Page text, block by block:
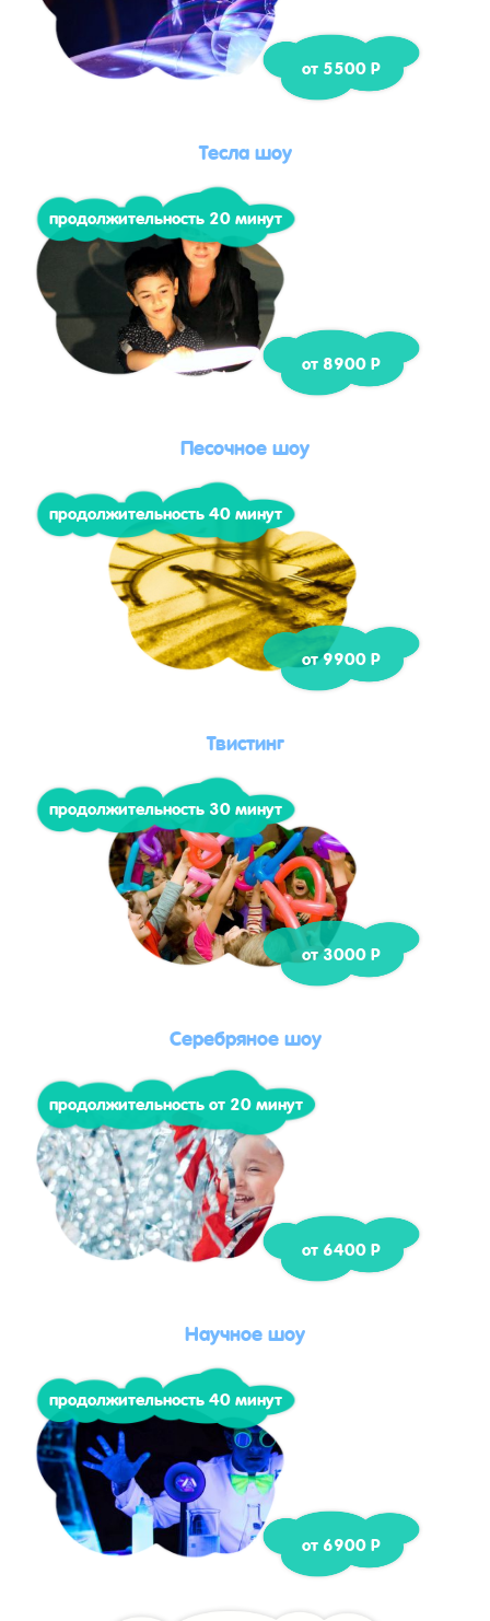
от 5500 Р
Тесла шоу
продолжительность 20 минут
от 8900 Р
Песочное шоу
продолжительность 40 минут
от 9900 Р
Твистинг
продолжительность 30 минут
от 3000 Р
Серебряное шоу
продолжительность от 20 минут
от 6400 Р
Научное шоу
продолжительность 40 минут
от 6900 Р